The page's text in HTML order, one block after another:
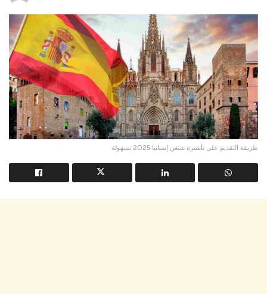
طريقة التقديم على تأشيرة شنغن إسبانيا 2025 بسهولة